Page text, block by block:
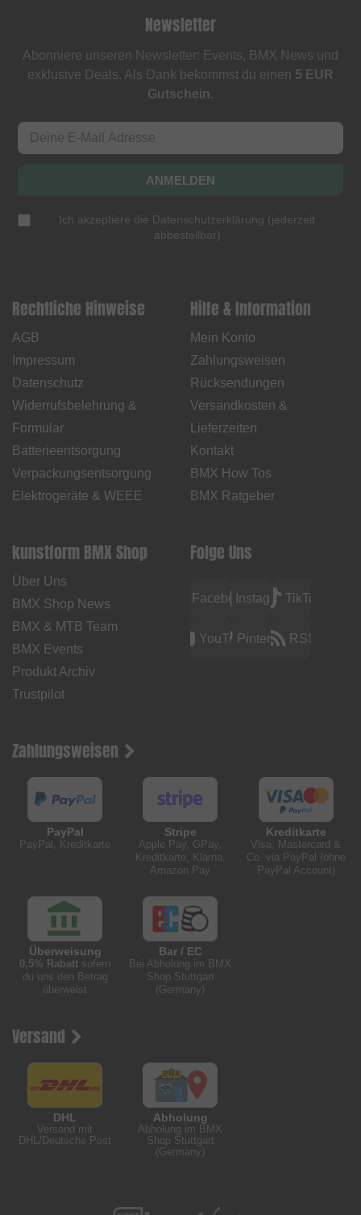
Newsletter
Abonniere unseren Newsletter: Events, BMX News und
exklusive Deals. Als Dank bekommst du einen 5 EUR
Gutschein.
ANMELDEN
Ich akzeptiere die Datenschutzerklärung (jederzeit
abbestellbar)
Rechtliche Hinweise
AGB
Impressum
Datenschutz
Widerrufsbelehrung &
Formular
Batterieentsorgung
Verpackungsentsorgung
Elektrogeräte & WEEE
Hilfe & Information
Mein Konto
Zahlungsweisen
Rücksendungen
Versandkosten &
Lieferzeiten
Kontakt
BMX How Tos
BMX Ratgeber
kunstform BMX Shop
Über Uns
BMX Shop News
BMX & MTB Team
BMX Events
Produkt Archiv
Trustpilot
Folge Uns
FacebookInstagramTikTok
YouTubePinterest RSS
Zahlungsweisen
PayPal
PayPal, Kreditkarte
Stripe
Apple Pay, GPay,
Kreditkarte, Klarna,
Amazon Pay
Kreditkarte
Visa, Mastercard &
Co. via PayPal (ohne
PayPal Account)
Überweisung
0,5% Rabatt sofern
du uns den Betrag
überweist
Bar / EC
Bei Abholung im BMX
Shop Stuttgart
(Germany)
Versand
DHL
Versand mit
DHL/Deutsche Post
Abholung
Abholung im BMX
Shop Stuttgart
(Germany)